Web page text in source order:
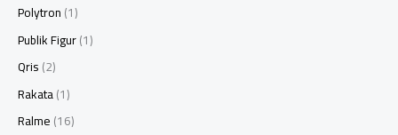
Polytron(1)
Publik Figur(1)
Qris(2)
Rakata(1)
Ralme(16)